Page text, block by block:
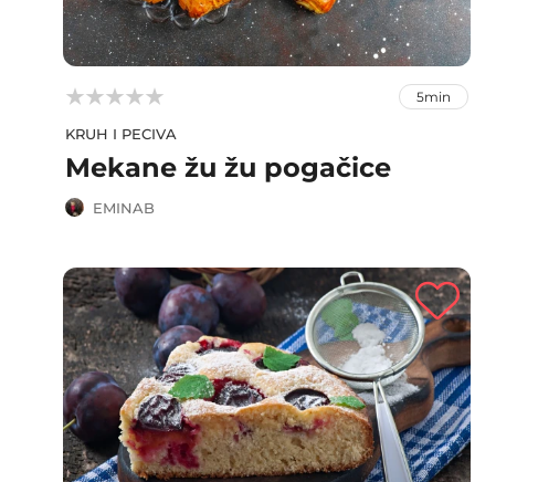


 5min
KRUH I PECIVA
Mekane žu žu pogačice
EMINAB